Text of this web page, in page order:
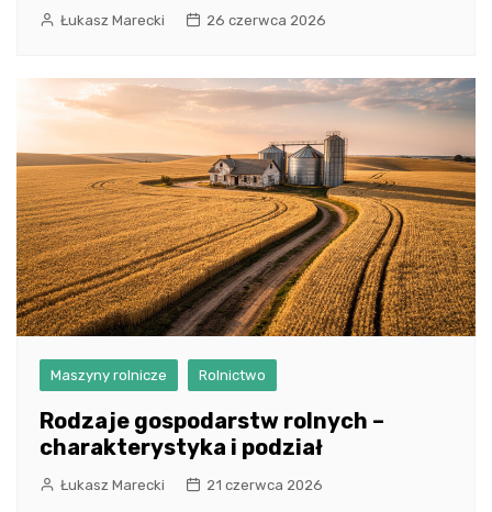
Łukasz Marecki 26 czerwca 2026
Maszyny rolnicze Rolnictwo
Rodzaje gospodarstw rolnych –
charakterystyka i podział
Łukasz Marecki 21 czerwca 2026